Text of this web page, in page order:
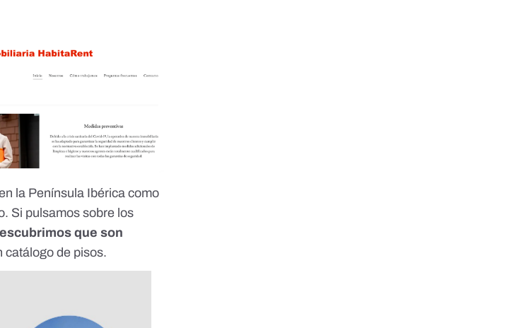
la Península Ibérica como
Si pulsamos sobre los
que son
catálogo de pisos.